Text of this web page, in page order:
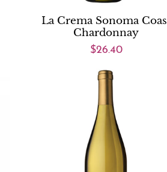
La Crema Sonoma
Chardonnay
$26.40